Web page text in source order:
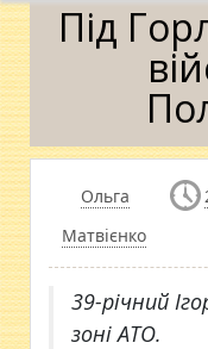
Під
Ольга
Матвієнко
39-річний
зоні АТО.